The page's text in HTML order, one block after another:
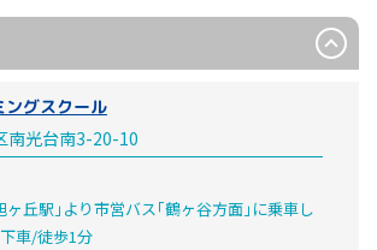
グスクール
南光台南3-20-10
ヶ丘駅｣より市営バス｢鶴ヶ谷方面｣に乗車し
車/徒歩1分